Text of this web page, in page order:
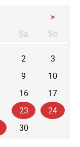
>
Sa mstagSo
2
3
9
10
16
17
23
24
30